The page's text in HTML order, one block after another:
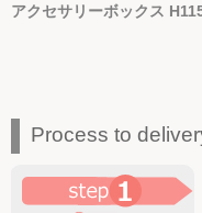
アクセサリーボックス
Process to